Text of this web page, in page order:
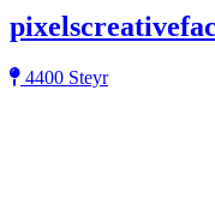
4400 Steyr